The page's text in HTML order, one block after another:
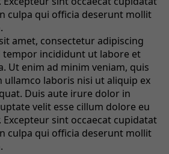
culpa qui officia deserunt mollit
amet, consectetur adipiscing
tempor incididunt ut labore et
Ut enim ad minim veniam, quis
laboris nisi ut aliquip ex
Duis aute irure dolor in
velit esse cillum dolore eu
sint occaecat cupidatat
culpa qui officia deserunt mollit